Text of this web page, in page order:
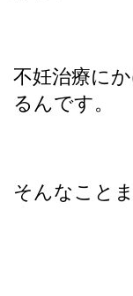
不妊治療に
るんです。
そんなこと